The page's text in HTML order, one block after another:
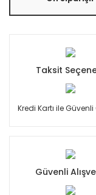
Taksit
Kredi Kartı ile
Güvenli